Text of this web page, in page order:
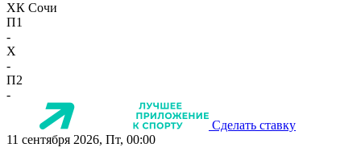
ХК Сочи
П1
-
X
-
П2
-
Сделать ставку
11 сентября 2026, Пт, 00:00